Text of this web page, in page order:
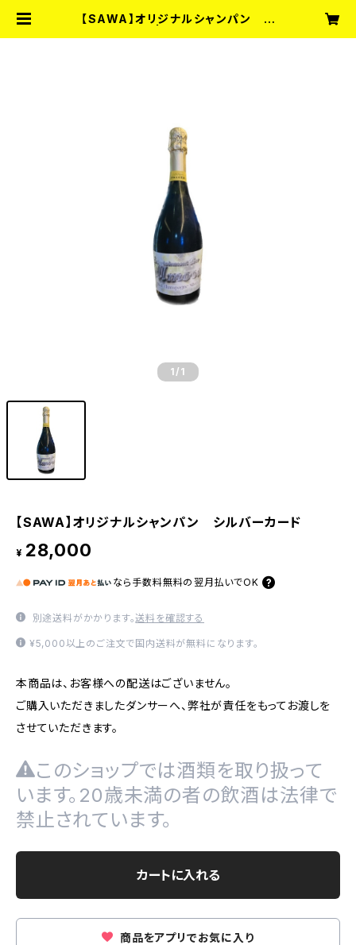
【SAWA】オリジナルシャンパン シ
1 /1
【SAWA】オリジナルシャンパン シルバーカード
¥ 28,000
なら 手数料無料の 翌月払いでOK
別途送料がかかります。送料を確認する
¥5,000以上のご注文で国内送料が無料になります。
本商品は、お客様への配送はございません。
ご購入いただきましたダンサーへ、弊社が責任をもってお渡しを
させていただきます。
このショップでは酒類を取り扱って
います。20歳未満の者の飲酒は法律で
禁止されています。
カートに入れる
商品をアプリでお気に入り